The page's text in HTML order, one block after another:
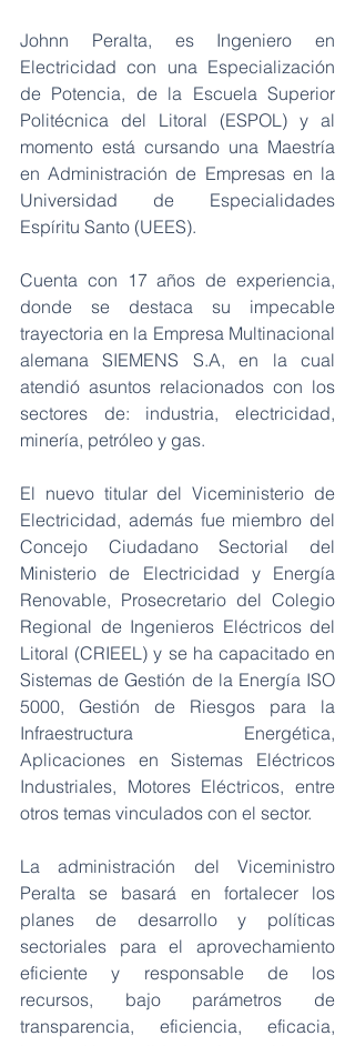
Johnn Peralta, es Ingeniero en
Electricidad con una Especialización
de Potencia, de la Escuela Superior
Politécnica del Litoral (ESPOL) y al
momento está cursando una Maestría
en Administración de Empresas en la
Universidad de Especialidades
Espíritu Santo (UEES).
Cuenta con 17 años de experiencia,
donde se destaca su impecable
trayectoria en la Empresa Multinacional
alemana SIEMENS S.A, en la cual
atendió asuntos relacionados con los
sectores de: industria, electricidad,
minería, petróleo y gas.
El nuevo titular del Viceministerio de
Electricidad, además fue miembro del
Concejo Ciudadano Sectorial del
Ministerio de Electricidad y Energía
Renovable, Prosecretario del Colegio
Regional de Ingenieros Eléctricos del
Litoral (CRIEEL) y se ha capacitado en
Sistemas de Gestión de la Energía ISO
5000, Gestión de Riesgos para la
Infraestructura Energética,
Aplicaciones en Sistemas Eléctricos
Industriales, Motores Eléctricos, entre
otros temas vinculados con el sector.
La administración del Viceministro
Peralta se basará en fortalecer los
planes de desarrollo y políticas
sectoriales para el aprovechamiento
eficiente y responsable de los
recursos, bajo parámetros de
transparencia, eficiencia, eficacia,